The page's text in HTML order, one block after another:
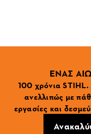
ΕΝΑΣ
100 χρόνια STIHL.
ανελλιπώς με
εργασίες και